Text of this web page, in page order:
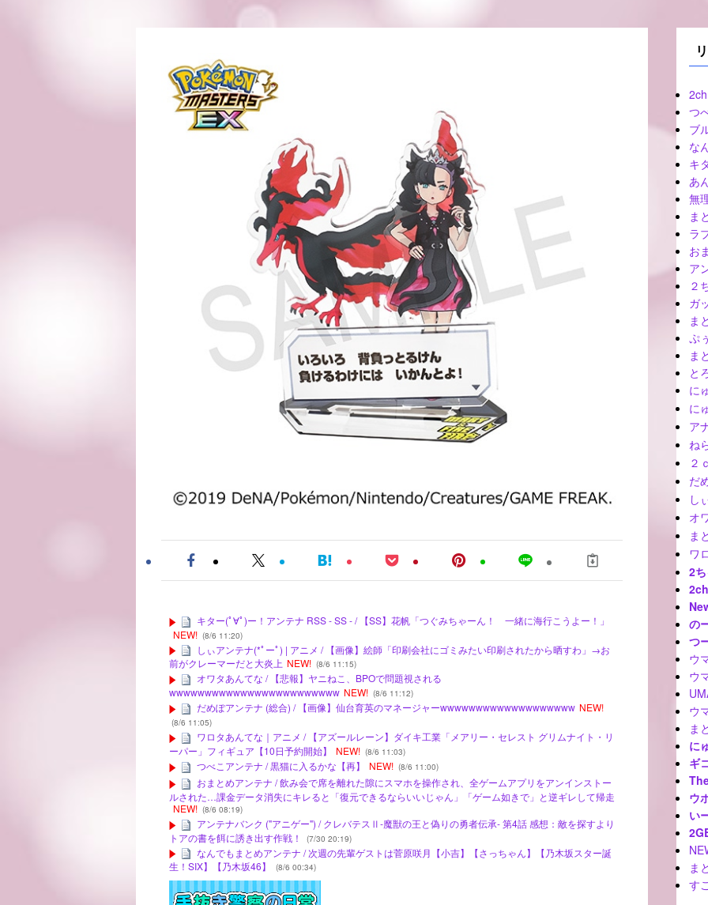
キター(ﾟ∀ﾟ)ー！アンテナ RSS - SS - / 【SS】花帆「つぐみちゃーん！ 一緒に海行こうよー！」
NEW! (8/6 11:20)
しぃアンテナ(*ﾟーﾟ) | アニメ / 【画像】絵師「印刷会社にゴミみたい印刷されたから晒すわ」→お
前がクレーマーだと大炎上 NEW! (8/6 11:15)
オワタあんてな / 【悲報】ヤニねこ、BPOで問題視される
wwwwwwwwwwwwwwwwwwwwwwww NEW! (8/6 11:12)
だめぽアンテナ (総合) / 【画像】仙台育英のマネージャーwwwwwwwwwwwwwwwwwww NEW!
(8/6 11:05)
ワロタあんてな｜アニメ / 【アズールレーン】ダイキ工業「メアリー・セレスト グリムナイト・リ
ーパー」フィギュア【10日予約開始】
NEW! (8/6 11:03)
つべこアンテナ / 黒猫に入るかな【再】 NEW! (8/6 11:00)
おまとめアンテナ / 飲み会で席を離れた隙にスマホを操作され、全ゲームアプリをアンインストー
ルされた…課金データ消失にキレると「復元できるならいいじゃん」「ゲーム如きで」と逆ギレして帰走
NEW! (8/6 08:19)
アンテナバンク ("アニゲー") / クレバテスⅡ-魔獣の王と偽りの勇者伝承- 第4話 感想：敵を探すより
トアの書を餌に誘き出す作戦！
(7/30 20:19)
なんでもまとめアンテナ / 次週の先輩ゲストは菅原咲月【小吉】【さっちゃん】【乃木坂スター誕
生！SIX】【乃木坂46】
(8/6 00:34)
つ
ブ
な
キ
あ
無
ま
ラ
お
ア
２
ガ
ま
ぷ
ま
と
に
に
ア
ね
２
だ
し
オ
ま
ワ
2
の
つ
ウ
ウ
ウ
ま
に
ギ
ウ
い
ま
す